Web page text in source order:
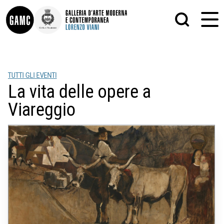
INFO
CONTATTI
DIDATTICA
SHOP
LE COLLEZIONI
GLI AUTORI
LORENZO VIANI
MOSTRE
EVENTI
PALAZZO DELLE MUSE
SCULTURA
STAMPA
FOTOGRAFIA
TUTTI GLI EVENTI
La vita delle opere a
Viareggio